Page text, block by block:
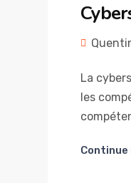
La
les
Continue